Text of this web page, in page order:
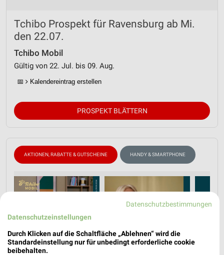
Tchibo Prospekt für Ravensburg ab Mi.
den 22.07.
Tchibo Mobil
Gültig von 22. Jul. bis 09. Aug.
📅 Kalendereintrag erstellen
PROSPEKT BLÄTTERN
AKTIONEN, RABATTE & GUTSCHEINE HANDY & SMARTPHONE
Datenschutzbestimmungen
Datenschutzeinstellungen
Durch Klicken auf die Schaltfläche „Ablehnen“ wird die
Standardeinstellung nur für unbedingt erforderliche cookie
beibehalten.